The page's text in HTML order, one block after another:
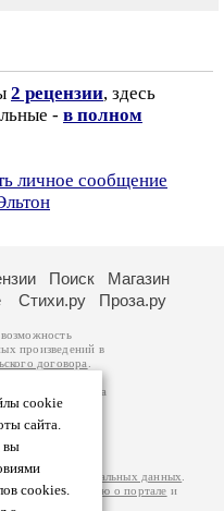
2 рецензии, здесь
- в полном
личное сообщение
cookie
сайта.
вы
cookies.
Поиск
Магазин
Стихи.ру Проза.ру
произведений в
договора
авторам
возможна
вы можете
за
на
персональных данных
информацию о портале и